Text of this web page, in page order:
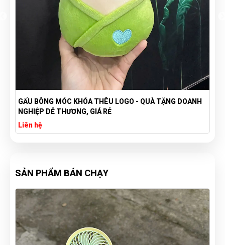
GẤU BÔNG MÓC KHÓA THÊU LOGO - QUÀ TẶNG DOANH
NGHIỆP DỄ THƯƠNG, GIÁ RẺ
Liên hệ
SẢN PHẨM BÁN CHẠY